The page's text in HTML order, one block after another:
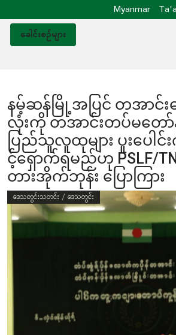
Myanmar
ခေါင်းစဥ်များ
နမ့်ဆန်မြို့အပြင် တအာင်
လုံးကို တအာင်းတပ်မတော်
ပြည်သူလူထုများ ပူးပေါ
င့်ရှောက်ရမည်ဟု PSLF/
တားအိုက်ဘုန်း ပြောကြား
ဒေသတွင်းသတင်း / ဒေသတွင်း